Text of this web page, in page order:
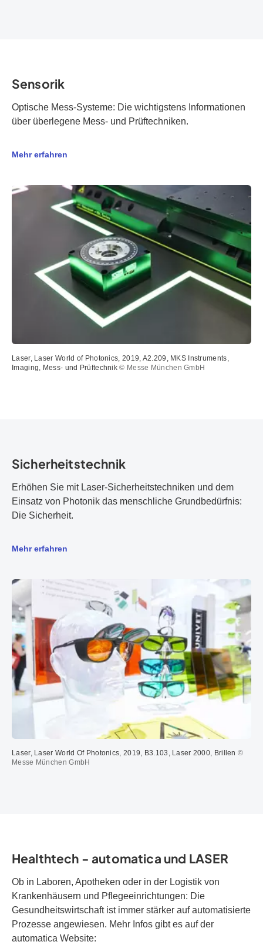
Sensorik
Optische Mess-Systeme: Die wichtigstens Informationen
über überlegene Mess- und Prüftechniken.
Mehr erfahren
Laser, Laser World of Photonics, 2019, A2.209, MKS Instruments,
Imaging, Mess- und Prüftechnik © Messe München GmbH
Sicherheitstechnik
Erhöhen Sie mit Laser-Sicherheitstechniken und dem
Einsatz von Photonik das menschliche Grundbedürfnis:
Die Sicherheit.
Mehr erfahren
Laser, Laser World Of Photonics, 2019, B3.103, Laser 2000, Brillen ©
Messe München GmbH
Healthtech - automatica und LASER
Ob in Laboren, Apotheken oder in der Logistik von
Krankenhäusern und Pflegeeinrichtungen: Die
Gesundheitswirtschaft ist immer stärker auf automatisierte
Prozesse angewiesen. Mehr Infos gibt es auf der
automatica Website: